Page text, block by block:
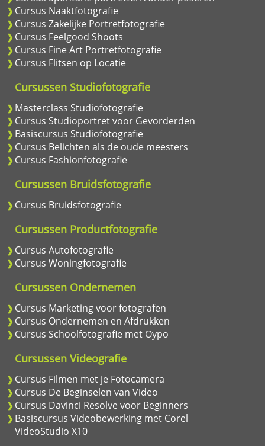
Cursus Naaktfotografie
Cursus Zakelijke Portretfotografie
Cursus Feelgood Shoots
Cursus Fine Art Portretfotografie
Cursus Flitsen op Locatie
Cursussen Studiofotografie
Masterclass Studiofotografie
Cursus Studioportret voor Gevorderden
Basiscursus Studiofotografie
Cursus Belichten als de oude meesters
Cursus Fashionfotografie
Cursussen Bruidsfotografie
Cursus Bruidsfotografie
Cursussen Productfotografie
Cursus Autofotografie
Cursus Woningfotografie
Cursussen Ondernemen
Cursus Marketing voor fotografen
Cursus Ondernemen en Afdrukken
Cursus Schoolfotografie met Oypo
Cursussen Videografie
Cursus Filmen met je Fotocamera
Cursus De Beginselen van Video
Cursus Davinci Resolve voor Beginners
Basiscursus Videobewerking met Corel
VideoStudio X10